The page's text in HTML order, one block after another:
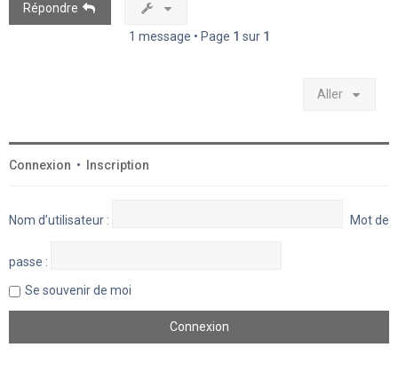
Répondre
1 message • Page 1 sur 1
Aller
Connexion • Inscription
Nom d’utilisateur : Mot de
passe :
Se souvenir de moi